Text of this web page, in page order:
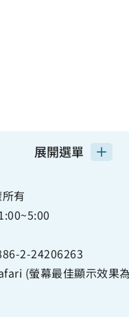
展開選單
有
2-24206263
(螢幕最佳顯示效果